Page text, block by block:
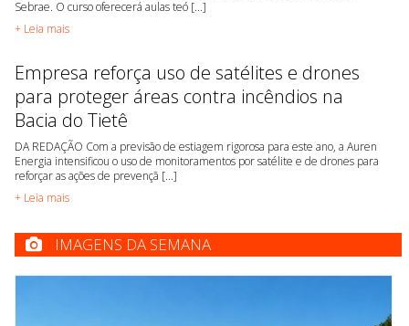
Sebrae. O curso oferecerá aulas teó [...]
+ Leia mais
Empresa reforça uso de satélites e drones
para proteger áreas contra incêndios na
Bacia do Tietê
DA REDAÇÃO Com a previsão de estiagem rigorosa para este ano, a Auren
Energia intensificou o uso de monitoramentos por satélite e de drones para
reforçar as ações de prevençã [...]
+ Leia mais
IMAGENS DA SEMANA